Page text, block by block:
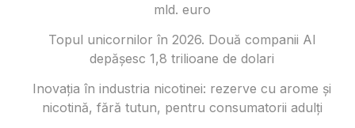
mld. euro
Topul unicornilor în 2026. Două companii AI
depășesc 1,8 trilioane de dolari
Inovația în industria nicotinei: rezerve cu arome și
nicotină, fără tutun, pentru consumatorii adulți